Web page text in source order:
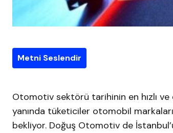
Metni Seslendir
Otomotiv sektörü tarihinin en hızlı
yanında tüketiciler otomobil
bekliyor. Doğuş Otomotiv de